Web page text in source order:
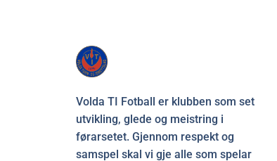
Volda TI Fotball er klubben som set
utvikling, glede og meistring i
førarsetet. Gjennom respekt og
samspel skal vi gje alle som spelar